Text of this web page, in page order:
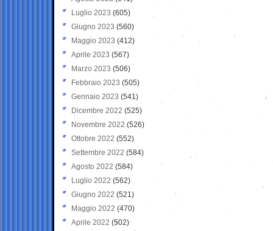
Luglio 2023 (605)
Giugno 2023 (560)
Maggio 2023 (412)
Aprile 2023 (567)
Marzo 2023 (506)
Febbraio 2023 (505)
Gennaio 2023 (541)
Dicembre 2022 (525)
Novembre 2022 (526)
Ottobre 2022 (552)
Settembre 2022 (584)
Agosto 2022 (584)
Luglio 2022 (562)
Giugno 2022 (521)
Maggio 2022 (470)
Aprile 2022 (502)